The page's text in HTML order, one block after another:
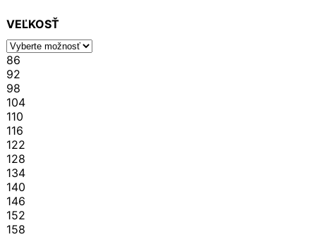
VEĽKOSŤ
86
92
98
104
110
116
122
128
134
140
146
152
158